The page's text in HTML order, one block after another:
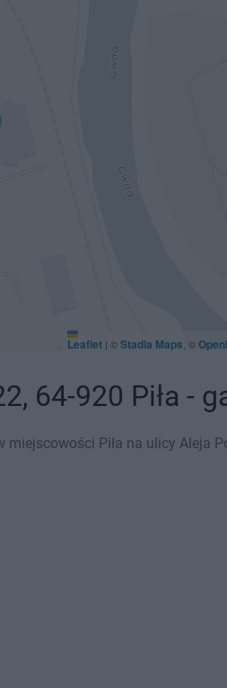
Leaflet | ©Stadia Maps , ©
64-920 Piła -
Piła na ulicy Aleja